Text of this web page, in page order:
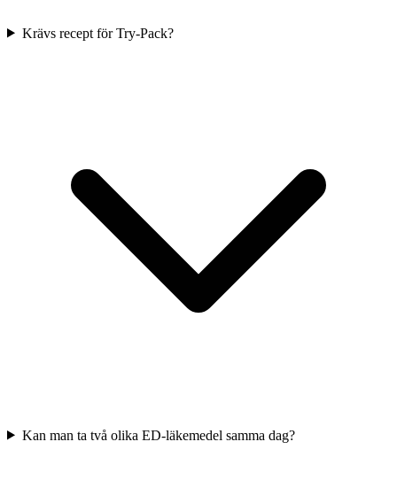
Krävs recept för Try-Pack?
Kan man ta två olika ED-läkemedel samma dag?